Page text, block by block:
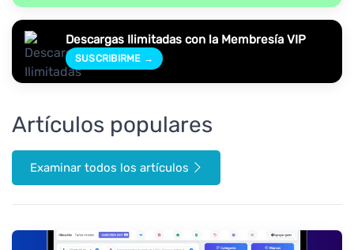
Descargas Ilimitadas con la Membresía VIP
SUSCRIBIRME →
Artículos populares
Examinar todos los artículos